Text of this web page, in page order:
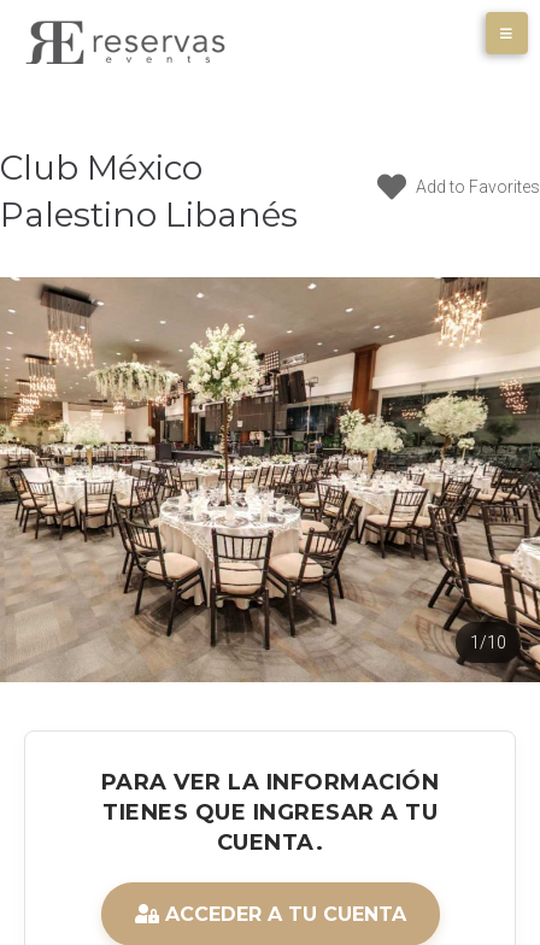
Club México
Palestino Libanés
Add to Favorites
1/10
PARA VER LA INFORMACIÓN
TIENES QUE INGRESAR A TU
CUENTA.
ACCEDER A TU CUENTA